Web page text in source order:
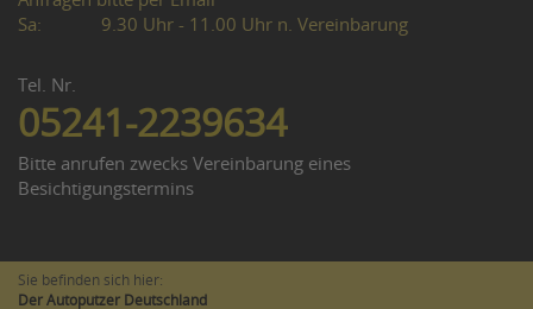
Sa:
9.30 Uhr - 11.00 Uhr n. Vereinbarung
Tel. Nr.
05241-2239634
Bitte anrufen zwecks Vereinbarung eines
Besichtigungstermins
Sie befinden sich hier:
Der Autoputzer Deutschland